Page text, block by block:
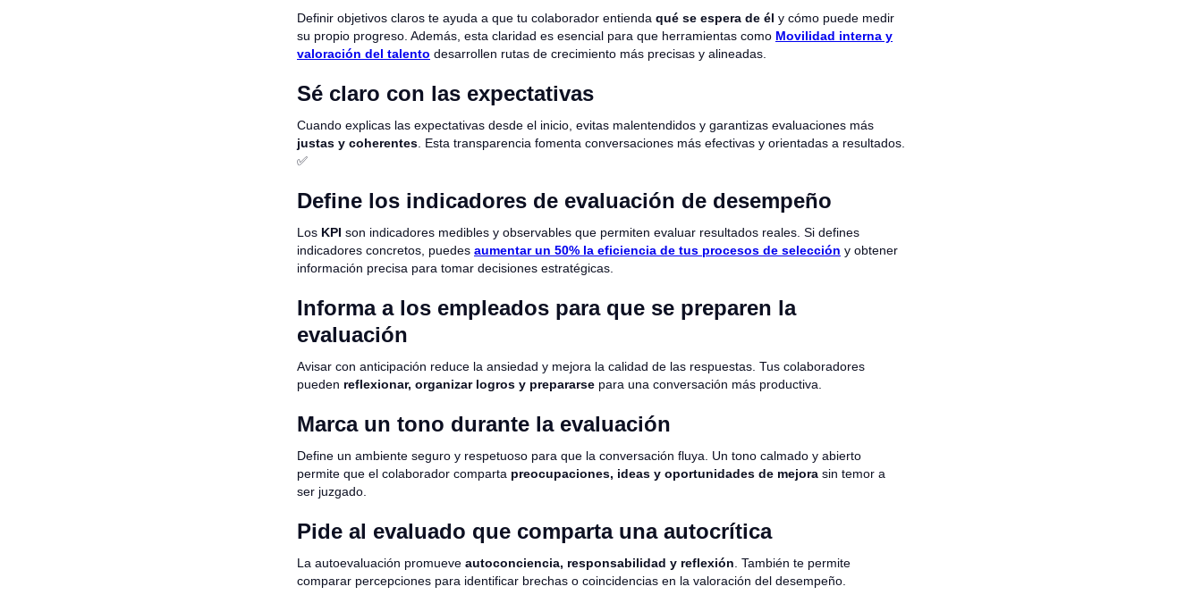
Definir objetivos claros te ayuda a que tu colaborador entienda qué se espera de él y cómo puede medir
su propio progreso. Además, esta claridad es esencial para que herramientas como Movilidad interna y
valoración del talento desarrollen rutas de crecimiento más precisas y alineadas.
Sé claro con las expectativas
Cuando explicas las expectativas desde el inicio, evitas malentendidos y garantizas evaluaciones más
justas y coherentes . Esta transparencia fomenta conversaciones más efectivas y orientadas a resultados.
✅
Define los indicadores de evaluación de desempeño
Los KPI son indicadores medibles y observables que permiten evaluar resultados reales. Si defines
indicadores concretos, puedes aumentar un 50% la eficiencia de tus procesos de selección y obtener
información precisa para tomar decisiones estratégicas.
Informa a los empleados para que se preparen la
evaluación
Avisar con anticipación reduce la ansiedad y mejora la calidad de las respuestas. Tus colaboradores
pueden reflexionar, organizar logros y prepararse para una conversación más productiva.
Marca un tono durante la evaluación
Define un ambiente seguro y respetuoso para que la conversación fluya. Un tono calmado y abierto
permite que el colaborador comparta preocupaciones, ideas y oportunidades de mejora sin temor a
ser juzgado.
Pide al evaluado que comparta una autocrítica
La autoevaluación promueve autoconciencia, responsabilidad y reflexión . También te permite
comparar percepciones para identificar brechas o coincidencias en la valoración del desempeño.